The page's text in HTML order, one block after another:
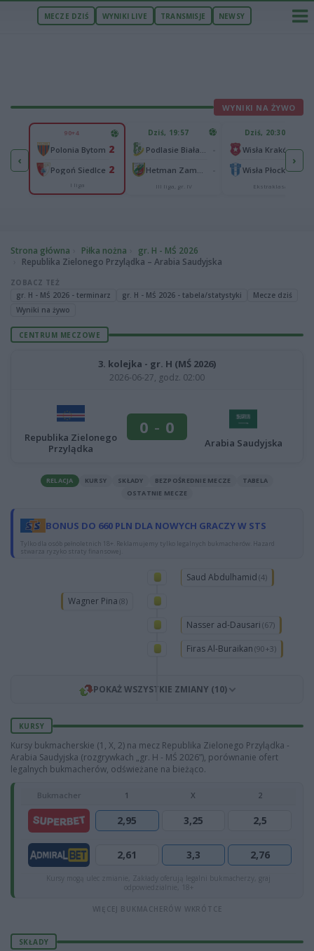
MECZE DZIŚ WYNIKI LIVE TRANSMISJE NEWSY
WYNIKI NA ŻYWO
‹
65
25
90+4
Polonia Bytom 2
Pogoń Siedlce 2
I liga
Dziś, 19:57
III liga, gr. IV
Dziś, 20:30
Wisła Kraków
Wisła Płock
Ekstraklasa
›
Strona główna Piłka nożna
gr. H - MŚ 2026
Republika Zielonego Przylądka – Arabia Saudyjska
ZOBACZ TEŻ
gr. H - MŚ 2026 - terminarz
gr. H - MŚ 2026 - tabela/statystyki
Mecze dziś
Wyniki na żywo
CENTRUM MECZOWE
3. kolejka - gr. H (MŚ 2026)
2026-06-27, godz. 02:00
Republika Zielonego
Przylądka
0 - 0
Arabia Saudyjska
RELACJA KURSY SKŁADY BEZPOŚREDNIE MECZE
TABELA
OSTATNIE MECZE
BONUS DO 660 PLN DLA NOWYCH GRACZY W STS
Tylko dla osób pełnoletnich 18+. Reklamujemy tylko legalnych bukmacherów. Hazard
stwarza ryzyko straty finansowej.
Saud Abdulhamid (4)
Wagner Pina (8)
Nasser ad-Dausari (67)
Firas Al-Buraikan (90+3)
POKAŻ WSZYSTKIE ZMIANY (10)
KURSY
Kursy bukmacherskie (1, X, 2) na mecz Republika Zielonego Przylądka -
Arabia Saudyjska (rozgrywkach „gr. H - MŚ 2026”), porównanie ofert
legalnych bukmacherów, odświeżane na bieżąco.
Bukmacher 1 X 2
2,95 3,25 2,5
2,61 3,3 2,76
Kursy mogą ulec zmianie, Zakłady oferują legalni bukmacherzy, graj
odpowiedzialnie, 18+
WIĘCEJ BUKMACHERÓW WKRÓTCE
SKŁADY